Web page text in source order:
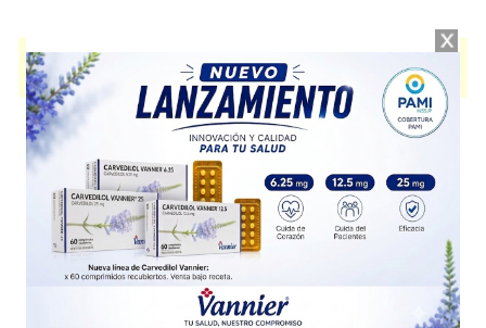
ZOXANEcontiene
producido por
y cuenta con 1 presentación disponible.
Explorar más
Otros productos conixazomib
Otros productos deEczane